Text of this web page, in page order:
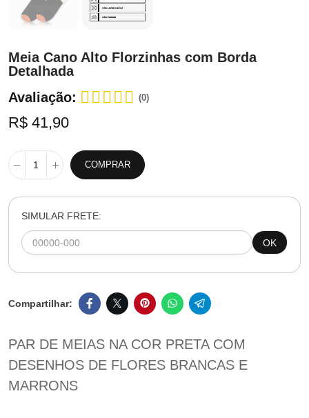
Meia Cano Alto Florzinhas com Borda
Detalhada
Avaliação:
(0)
R$ 41,90
COMPRAR
SIMULAR FRETE:
OK
PAR DE MEIAS NA COR PRETA COM
DESENHOS DE FLORES BRANCAS E
MARRONS